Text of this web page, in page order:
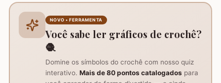
grupo Viciadas em crochê. Fiz o passo a passo com
algumas poucas diferenças e também para auxil
NOVO • FERRAMENTA
Você sabe ler gráficos de crochê?
🧶
Domine os símbolos do crochê com nosso quiz
interativo. Mais de 80 pontos catalogados para